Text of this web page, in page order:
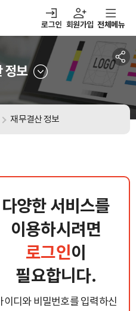
로그인 회원가입
알림마당
열기 아이디어뱅크
전체메뉴
정보
재무결산 정보
다양한 서비스를
이용하시려면
로그인이
필요합니다.
이디와 비밀번호를 입력하신